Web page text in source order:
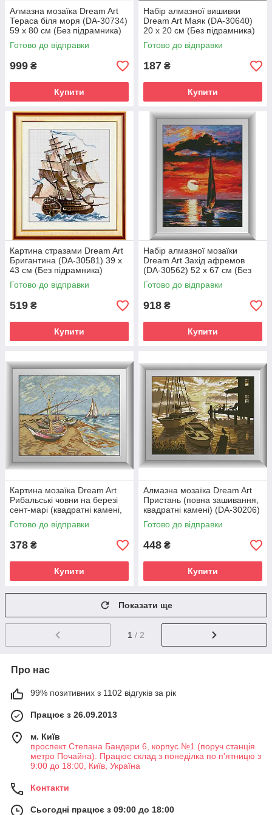
Алмазна мозаїка Dream Art
Тераса біля моря (DA-30734)
59 х 80 см (Без підрамника)
Готово до відправки
999 ₴
Купити
Набір алмазної вишивки
Dream Art Маяк (DA-30640)
20 х 20 см (Без підрамника)
Готово до відправки
187 ₴
Купити
Картина стразами Dream Art
Бригантина (DA-30581) 39 х
43 см (Без підрамника)
Готово до відправки
519 ₴
Купити
Набір алмазної мозаїки
Dream Art Захід афремов
(DA-30562) 52 х 67 см (Без
підрамника)
Готово до відправки
918 ₴
Купити
Картина мозаїка Dream Art
Рибальські човни на березі
сент-марі (квадратні камені,
повна зашивання) (DA-
30515) 32 х 40 см (Без
Готово до відправки
378 ₴
Купити
Алмазна мозаїка Dream Art
Пристань (повна зашивання,
квадратні камені) (DA-30206)
35 х 46 см (Без підрамника)
Готово до відправки
448 ₴
Купити
Показати ще
1 / 2
Про нас
99% позитивних з 1102 відгуків за рік
Працює з 26.09.2013
м. Київ
проспект Степана Бандери 6, корпус №1 (поруч станція
метро Почайна). Працює склад з понеділка по п'ятницю з
9:00 до 18:00, Київ, Україна
Контакти
Сьогодні працює з 09:00 до 18:00